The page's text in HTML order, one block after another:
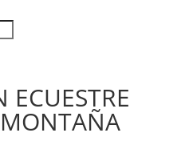
ECUESTRE